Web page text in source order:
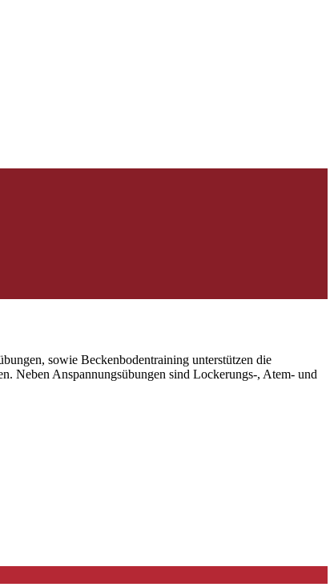
sowie Beckenbodentraining unterstützen die
Neben Anspannungsübungen sind Lockerungs-, Atem- und